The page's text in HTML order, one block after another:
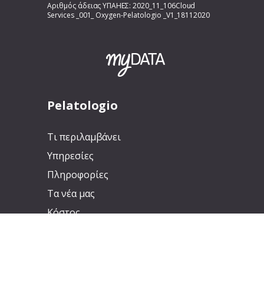
Αριθμός άδειας ΥΠΑΗΕΣ: 2020_11_106Cloud
Services _001_ Oxygen-Pelatologio _V1_18112020
Pelatologio
Τι περιλαμβάνει
Υπηρεσίες
Πληροφορίες
Τα νέα μας
Κόστος